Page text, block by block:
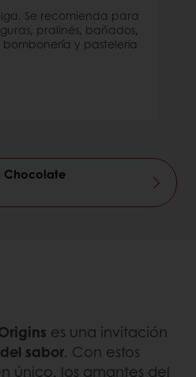
Se recomienda para
pralinés, bañados,
y pastelería
Chocolate
es una invitación
sabor. Con estos
único, los amantes del